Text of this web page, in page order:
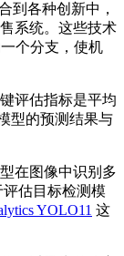
到各种创新中，
系统。这些技术
个分支，使机
评估指标是平均
型的预测结果与
在图像中识别多
估目标检测模
YOLO11 这